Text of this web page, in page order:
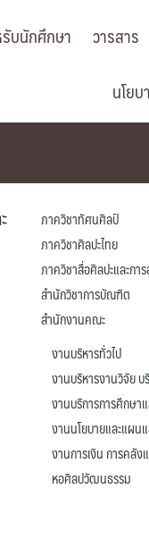
บนักศึกษา วารสาร
นโย
ภาควิชาทัศนศิลป์
ภาควิชาศิลปะไทย
ภาควิชาสื่อศิลปะและกา
สำนักวิชาการบัณฑิต
สำนักงานคณะ
งานบริหารทั่วไป
งานบริหารงานวิจัย
งานบริการการศึกษ
งานนโยบายและแผ
งานการเงิน การคลัง
หอศิลปวัฒนธรรม